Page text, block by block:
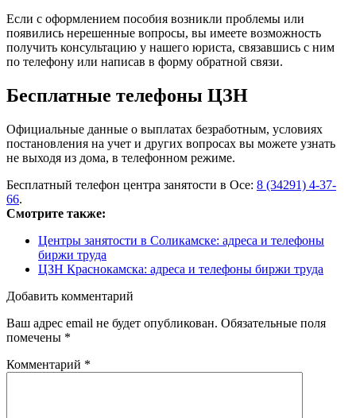
Если с оформлением пособия возникли проблемы или
появились нерешенные вопросы, вы имеете возможность
получить консультацию у нашего юриста, связавшись с ним
по телефону или написав в форму обратной связи.
Бесплатные телефоны ЦЗН
Официальные данные о выплатах безработным, условиях
постановления на учет и других вопросах вы можете узнать
не выходя из дома, в телефонном режиме.
Бесплатный телефон центра занятости в Осе: 8 (34291) 4-37-
66.
Смотрите также:
Центры занятости в Соликамске: адреса и телефоны
биржи труда
ЦЗН Краснокамска: адреса и телефоны биржи труда
Добавить комментарий
Ваш адрес email не будет опубликован. Обязательные поля
помечены *
Комментарий *